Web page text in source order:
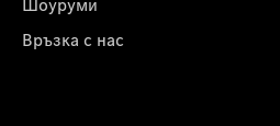
Връзка с нас